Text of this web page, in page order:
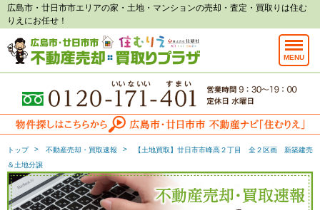
広島市・廿日市市エリアの家・土地・マンションの売却・査定・買取りは住む
りえにお任せ！
MENU
トップ 不動産売却・買取速報
【土地買取】廿日市市峰高２丁目 全２区画 新築建売
＆土地分譲